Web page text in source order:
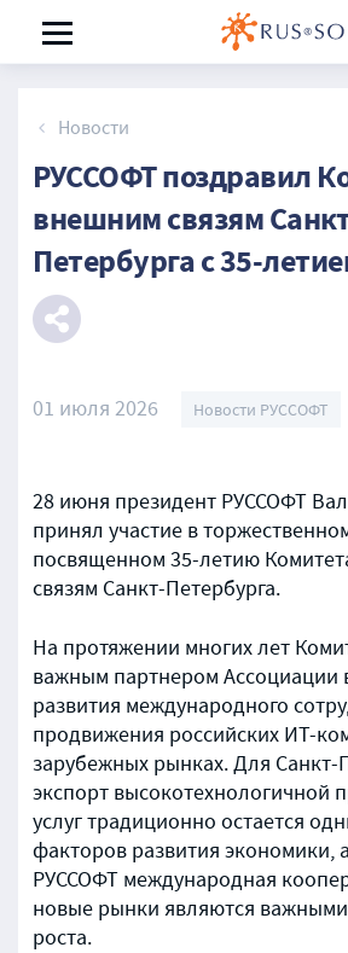
Новости
РУССОФТ поздравил
внешним связям
Петербурга с 35-
01 июля 2026 Новости РУССОФТ
28 июня президент РУССОФТ
принял участие в
посвященном 35-летию
связям Санкт-Петербурга.
На протяжении многих лет
важным партнером Ассоциации
развития международного
продвижения российских ИТ-
зарубежных рынках. Для Санкт-
экспорт высокотехнологичной
услуг традиционно остается
факторов развития экономики,
РУССОФТ международная
новые рынки являются
роста.